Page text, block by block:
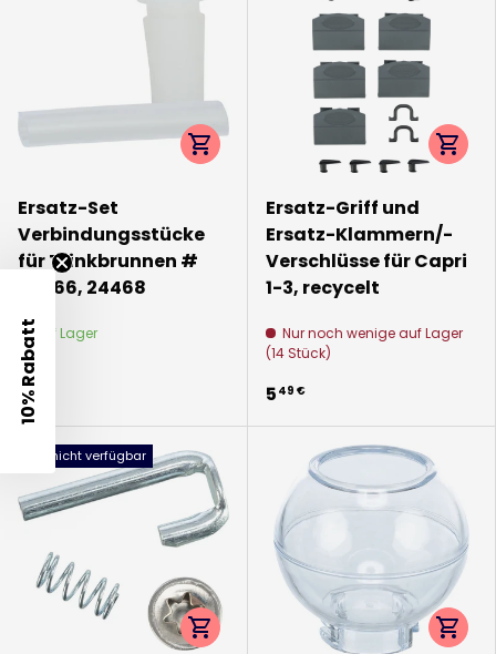
Ersatz-Set
Verbindungsstücke
für Trinkbrunnen #
24466, 24468
Auf Lager
1 19 €
Optionen auswählen
Ersatz-Griff und
Ersatz-Klammern/-
Verschlüsse für Capri
1-3, recycelt
Nur noch wenige auf Lager
(14 Stück)
5 49 €
z.Zt. nicht verfügbar
Optionen auswählen
10% Rabatt